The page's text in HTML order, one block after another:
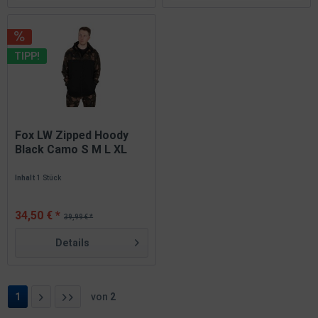
TIPP!
Fox LW Zipped Hoody
Black Camo S M L XL
Inhalt1 Stück
39,99 € *
34,50 € *
Details
1 von 2